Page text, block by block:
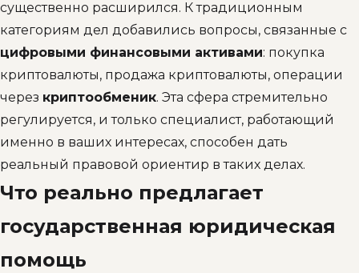
существенно расширился. К традиционным
категориям дел добавились вопросы, связанные с
цифровыми финансовыми активами: покупка
криптовалюты, продажа криптовалюты, операции
через криптообменик. Эта сфера стремительно
регулируется, и только специалист, работающий
именно в ваших интересах, способен дать
реальный правовой ориентир в таких делах.
Что реально предлагает
государственная юридическая
помощь